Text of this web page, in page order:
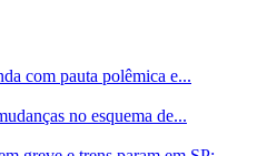
com pauta polêmica e...
no esquema de...